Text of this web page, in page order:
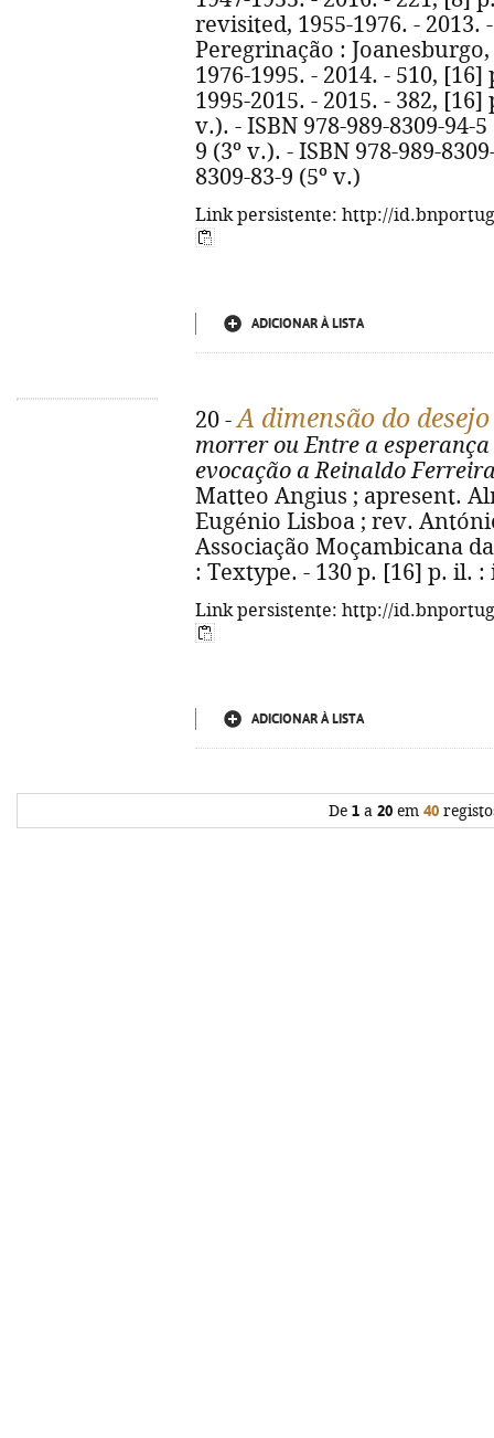
revisited, 1955-1976. - 2013.
Peregrinação :
1976-1995. - 2014. - 510,
1995-2015. - 2015. - 382, [16]
v.). - ISBN 978-989-8309-94-
9 (3º v.). - ISBN 978-989-
8309-83-9 (5º v.)
Link persistente: http://
ADICIONAR À LISTA
20 -A dimensão do desejo
morrer ou Entre a esperança
evocação a Reinaldo
Matteo Angius ; apresent.
Eugénio Lisboa ; rev.
Associação Moçambicana
: Textype. - 130 p. [16] p. il. :
Link persistente: http://
ADICIONAR À LISTA
De 1a 20em 40